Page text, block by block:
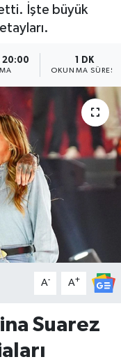
İşte büyük
20:00 1 DK
OKUNMA SÜRESI
A- A+
Suarez